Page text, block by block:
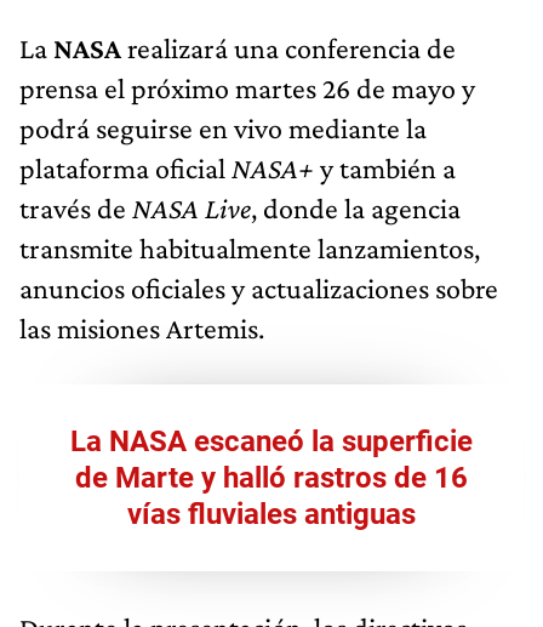
La NASArealizará una conferencia de
prensa el próximo martes 26 de mayo y
podrá seguirse en vivo mediante la
plataforma oficial NASA+ y también a
través de NASA Live, donde la agencia
transmite habitualmente lanzamientos,
anuncios oficiales y actualizaciones sobre
las misiones Artemis.
La NASA escaneó la superficie
de Marte y halló rastros de 16
vías fluviales antiguas